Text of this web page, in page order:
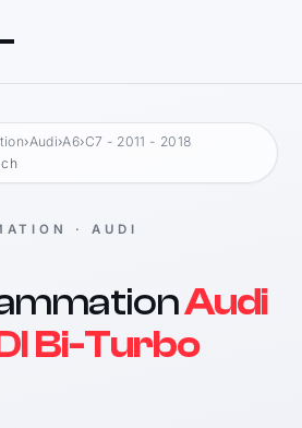
›Audi›A6›C7 - 2011 - 2018
· AUDI
Audi
Bi-Turbo